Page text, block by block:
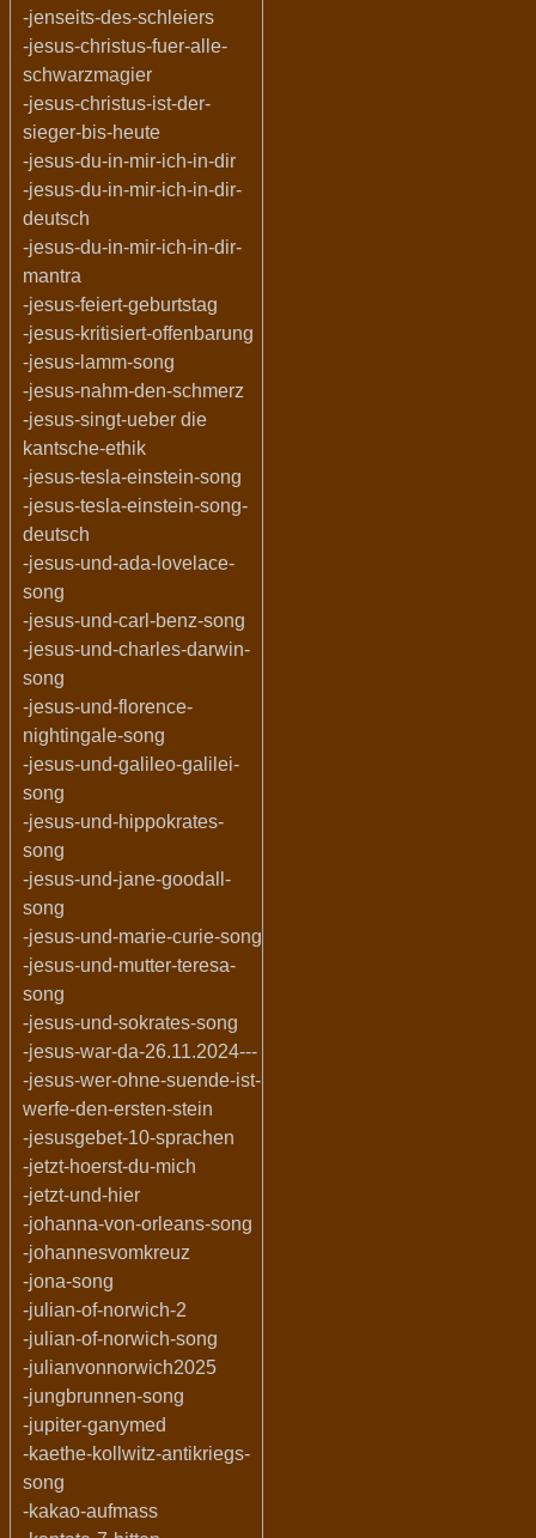
-jenseits-des-schleiers
-jesus-christus-fuer-alle-
schwarzmagier
-jesus-christus-ist-der-
sieger-bis-heute
-jesus-du-in-mir-ich-in-dir
-jesus-du-in-mir-ich-in-dir-
deutsch
-jesus-du-in-mir-ich-in-dir-
mantra
-jesus-feiert-geburtstag
-jesus-kritisiert-offenbarung
-jesus-lamm-song
-jesus-nahm-den-schmerz
-jesus-singt-ueber die
kantsche-ethik
-jesus-tesla-einstein-song
-jesus-tesla-einstein-song-
deutsch
-jesus-und-ada-lovelace-
song
-jesus-und-carl-benz-song
-jesus-und-charles-darwin-
song
-jesus-und-florence-
nightingale-song
-jesus-und-galileo-galilei-
song
-jesus-und-hippokrates-
song
-jesus-und-jane-goodall-
song
-jesus-und-marie-curie-song
-jesus-und-mutter-teresa-
song
-jesus-und-sokrates-song
-jesus-war-da-26.11.2024---
-jesus-wer-ohne-suende-ist-
werfe-den-ersten-stein
-jesusgebet-10-sprachen
-jetzt-hoerst-du-mich
-jetzt-und-hier
-johanna-von-orleans-song
-johannesvomkreuz
-jona-song
-julian-of-norwich-2
-julian-of-norwich-song
-julianvonnorwich2025
-jungbrunnen-song
-jupiter-ganymed
-kaethe-kollwitz-antikriegs-
song
-kakao-aufmass